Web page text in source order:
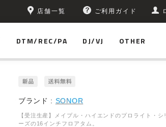
店舗一覧 ご利用ガイド
DTM/REC/PA DJ/VJ OTHER
ブランド : SONOR
【受注生産】メイプル・ハイエンドのプロライト・シ
ーズの16インチフロアタム。